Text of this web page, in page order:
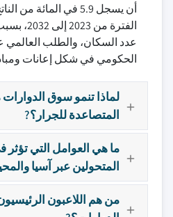
أن يسجل 5.9 في المائة
الفترة من
عدد السكان، والطلب العالمي
الحكومي في شكل إعانات
لماذا تنمو سوق
المتصاعدة للجرار؟?
ما هي العوامل التي
المتحولين عبر آسيا
من هم اللاعبون